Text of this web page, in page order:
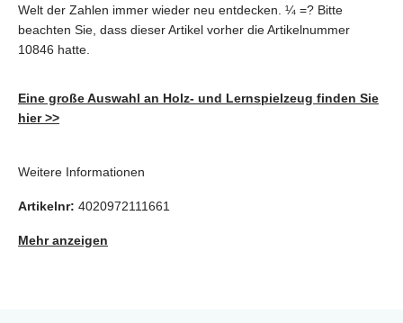
Welt der Zahlen immer wieder neu entdecken. ¼ =? Bitte
beachten Sie, dass dieser Artikel vorher die Artikelnummer
10846 hatte.
Eine große Auswahl an Holz- und Lernspielzeug finden Sie
hier >>
Weitere Informationen
Artikelnr: 4020972111661
Mehr anzeigen